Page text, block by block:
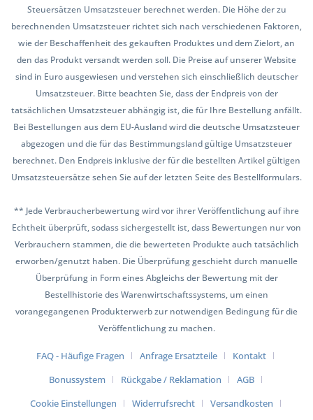
Steuersätzen Umsatzsteuer berechnet werden. Die Höhe der zu
berechnenden Umsatzsteuer richtet sich nach verschiedenen Faktoren,
wie der Beschaffenheit des gekauften Produktes und dem Zielort, an
den das Produkt versandt werden soll. Die Preise auf unserer Website
sind in Euro ausgewiesen und verstehen sich einschließlich deutscher
Umsatzsteuer. Bitte beachten Sie, dass der Endpreis von der
tatsächlichen Umsatzsteuer abhängig ist, die für Ihre Bestellung anfällt.
Bei Bestellungen aus dem EU-Ausland wird die deutsche Umsatzsteuer
abgezogen und die für das Bestimmungsland gültige Umsatzsteuer
berechnet. Den Endpreis inklusive der für die bestellten Artikel gültigen
Umsatzsteuersätze sehen Sie auf der letzten Seite des Bestellformulars.
** Jede Verbraucherbewertung wird vor ihrer Veröffentlichung auf ihre
Echtheit überprüft, sodass sichergestellt ist, dass Bewertungen nur von
Verbrauchern stammen, die die bewerteten Produkte auch tatsächlich
erworben/genutzt haben. Die Überprüfung geschieht durch manuelle
Überprüfung in Form eines Abgleichs der Bewertung mit der
Bestellhistorie des Warenwirtschaftssystems, um einen
vorangegangenen Produkterwerb zur notwendigen Bedingung für die
Veröffentlichung zu machen.
FAQ - Häufige Fragen Anfrage Ersatzteile
Kontakt
Bonussystem
Rückgabe / Reklamation
AGB
Cookie Einstellungen
Widerrufsrecht Versandkosten